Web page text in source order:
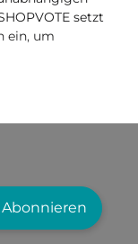
setzt
ein, um
Abonnieren